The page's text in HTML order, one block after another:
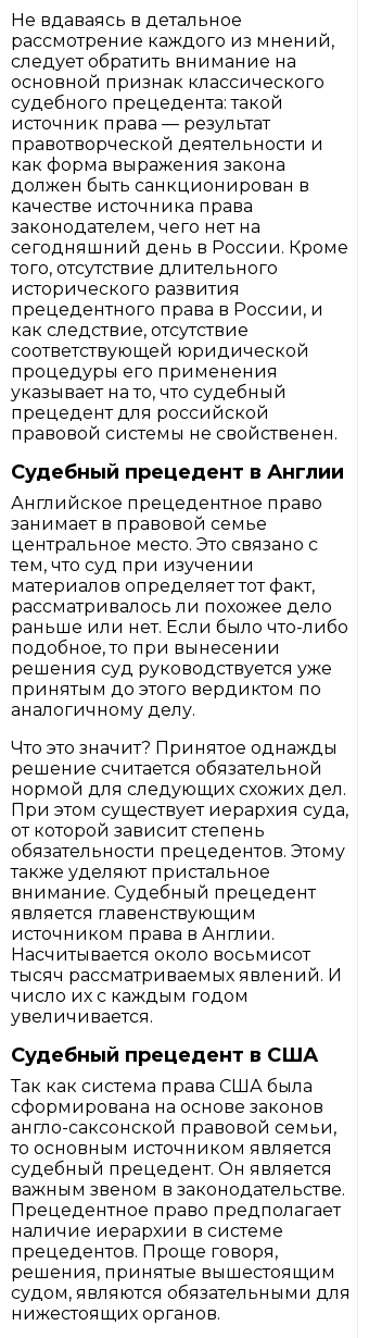
Не вдаваясь в детальное
рассмотрение каждого из мнений,
следует обратить внимание на
основной признак классического
судебного прецедента: такой
источник права — результат
правотворческой деятельности и
как форма выражения закона
должен быть санкционирован в
качестве источника права
законодателем, чего нет на
сегодняшний день в России. Кроме
того, отсутствие длительного
исторического развития
прецедентного права в России, и
как следствие, отсутствие
соответствующей юридической
процедуры его применения
указывает на то, что судебный
прецедент для российской
правовой системы не свойственен.
Судебный прецедент в Англии
Английское прецедентное право
занимает в правовой семье
центральное место. Это связано с
тем, что суд при изучении
материалов определяет тот факт,
рассматривалось ли похожее дело
раньше или нет. Если было что-либо
подобное, то при вынесении
решения суд руководствуется уже
принятым до этого вердиктом по
аналогичному делу.
Что это значит? Принятое однажды
решение считается обязательной
нормой для следующих схожих дел.
При этом существует иерархия суда,
от которой зависит степень
обязательности прецедентов. Этому
также уделяют пристальное
внимание. Судебный прецедент
является главенствующим
источником права в Англии.
Насчитывается около восьмисот
тысяч рассматриваемых явлений. И
число их с каждым годом
увеличивается.
Судебный прецедент в США
Так как система права США была
сформирована на основе законов
англо-саксонской правовой семьи,
то основным источником является
судебный прецедент. Он является
важным звеном в законодательстве.
Прецедентное право предполагает
наличие иерархии в системе
прецедентов. Проще говоря,
решения, принятые вышестоящим
судом, являются обязательными для
нижестоящих органов.